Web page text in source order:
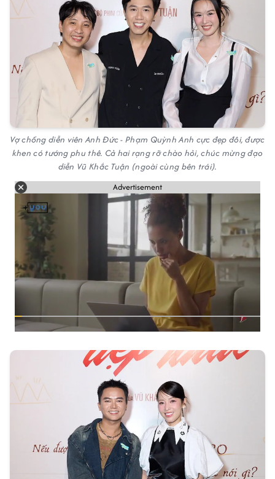
Vợ chồng diễn viên Anh Đức - Phạm Quỳnh Anh cực đẹp đôi, được
khen có tướng phu thê. Cả hai rạng rỡ chào hỏi, chúc mừng đạo
diễn Vũ Khắc Tuận (ngoài cùng bên trái).
Advertisement